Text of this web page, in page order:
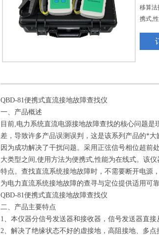
移算法
携式,
QBD-81便携式直流接地故障查找仪
一、产品概述
目前,电力系统直流电源接地故障查找的核心问题
差，导致许多产品误测误判，这是该系列产品的*
因为成功解决了干扰问题。采用正弦信号相位超前
大类型之间,使用方法为便携式,性能为在线式。该
特点。查找直流系统接地故障时，不需要断开电源
为电力直流系统接地故障的查寻与定位提供适用可
QBD-81便携式直流接地故障查找仪
二、产品主要特点
1、本仪器分信号发送器和接收器，信号发送器直
2、解决了绝缘状态不好的虚接地，高阻接地、多